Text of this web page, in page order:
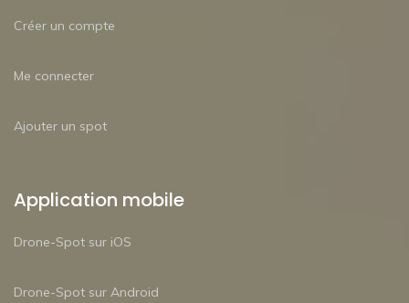
Créer un compte
Me connecter
Ajouter un spot
Application mobile
Drone-Spot sur iOS
Drone-Spot sur Android